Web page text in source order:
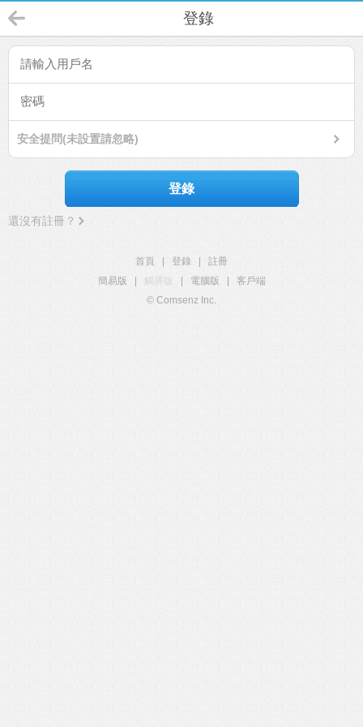
登錄
安全提問(未設置請忽略)
登錄
還沒有註冊？
首頁 登錄
註冊
簡易版
觸屏版 電腦版
客戶端
© Comsenz Inc.